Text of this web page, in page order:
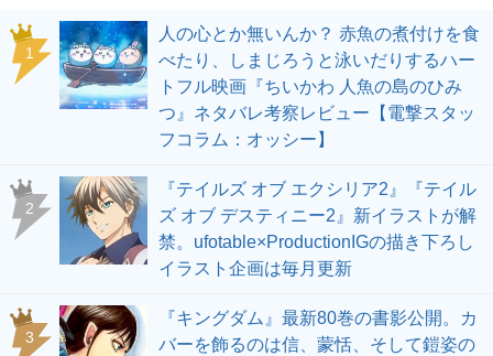
1
人の心とか無いんか？ 赤魚の煮付けを食
べたり、しまじろうと泳いだりするハー
トフル映画『ちいかわ 人魚の島のひみ
つ』ネタバレ考察レビュー【電撃スタッ
フコラム：オッシー】
2
『テイルズ オブ エクシリア2』『テイル
ズ オブ デスティニー2』新イラストが解
禁。ufotable×ProductionIGの描き下ろし
イラスト企画は毎月更新
3
『キングダム』最新80巻の書影公開。カ
バーを飾るのは信、蒙恬、そして鎧姿の